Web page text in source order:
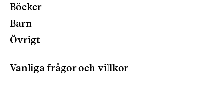
Böcker
Barn
Övrigt
Vanliga frågor och villkor